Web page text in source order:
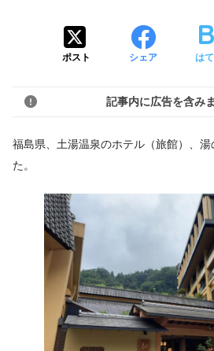
ポスト シェア は
記事内に広告を含み
福島県、土湯温泉のホテル（旅館）、
た。